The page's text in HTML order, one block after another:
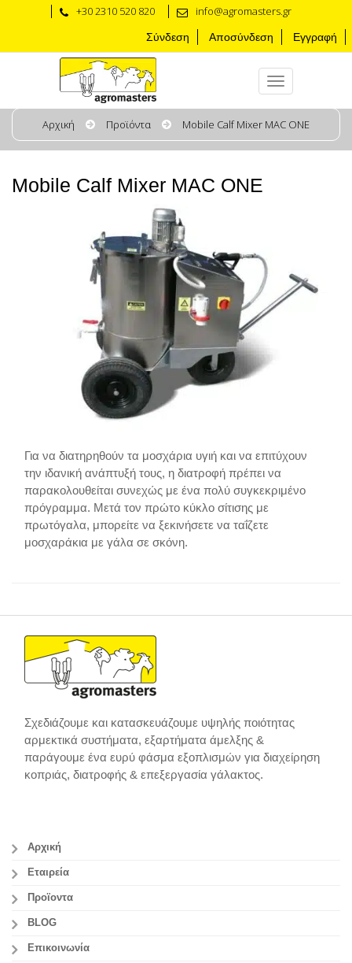
+30 2310 520 820 info@agromasters.gr
Σύνδεση Αποσύνδεση Εγγραφή
Αρχική Προϊόντα Mobile Calf Mixer MAC ONE
Mobile Calf Mixer MAC ONE
Για να διατηρηθούν τα μοσχάρια υγιή και να επιτύχουν
την ιδανική ανάπτυξή τους, η διατροφή πρέπει να
παρακολουθείται συνεχώς με ένα πολύ συγκεκριμένο
πρόγραμμα. Μετά τον πρώτο κύκλο σίτισης με
πρωτόγαλα, μπορείτε να ξεκινήσετε να ταΐζετε
μοσχαράκια με γάλα σε σκόνη.
Σχεδιάζουμε και κατασκευάζουμε υψηλής ποιότητας
αρμεκτικά συστήματα, εξαρτήματα άμελξης &
παράγουμε ένα ευρύ φάσμα εξοπλισμών για διαχείρηση
κοπριάς, διατροφής & επεξεργασία γάλακτος.
Αρχική
Εταιρεία
Προϊοντα
BLOG
Επικοινωνία